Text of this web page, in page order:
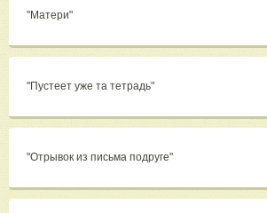
"Матери"
"Пустеет уже та тетрадь"
"Отрывок из письма подруге"